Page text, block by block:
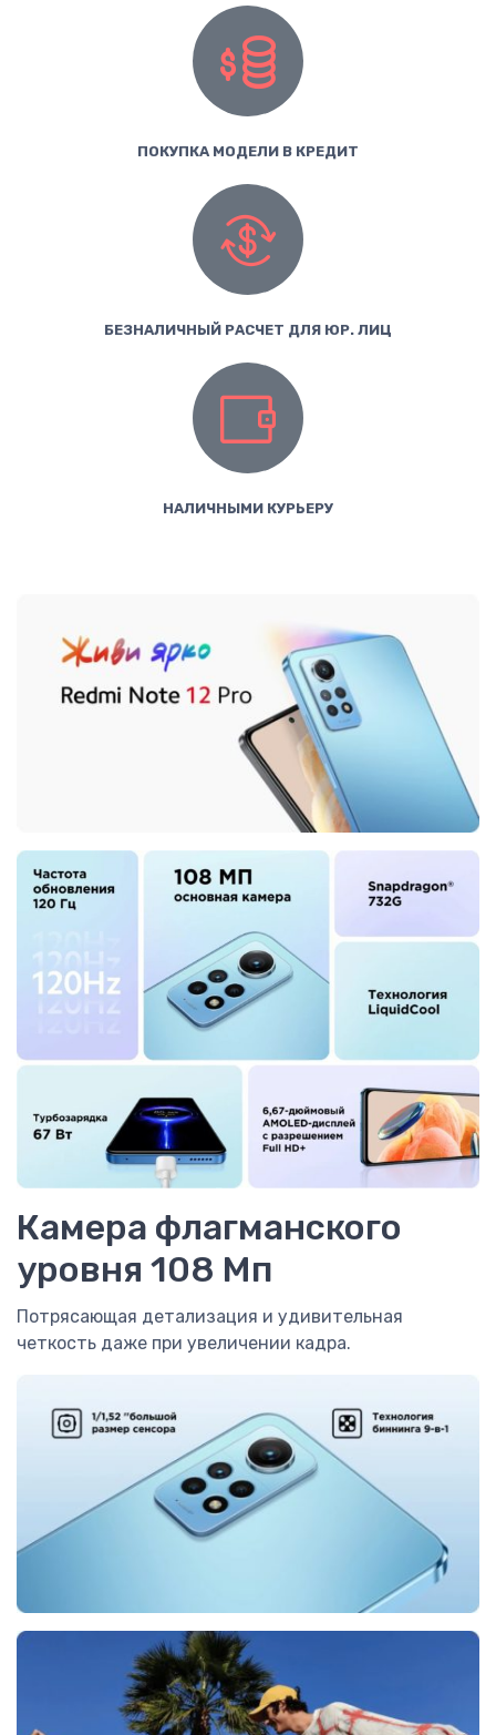
ПОКУПКА МОДЕЛИ В КРЕДИТ
БЕЗНАЛИЧНЫЙ РАСЧЕТ ДЛЯ ЮР. ЛИЦ
НАЛИЧНЫМИ КУРЬЕРУ
Камера флагманского
уровня 108 Мп
Потрясающая детализация и удивительная
четкость даже при увеличении кадра.